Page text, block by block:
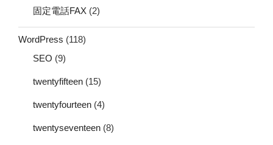
固定電話FAX (2)
WordPress (118)
SEO (9)
twentyfifteen (15)
twentyfourteen (4)
twentyseventeen (8)